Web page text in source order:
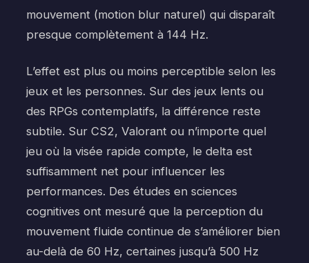
mouvement (motion blur naturel) qui disparaît
presque complètement à 144 Hz.
L’effet est plus ou moins perceptible selon les
jeux et les personnes. Sur des jeux lents ou
des RPGs contemplatifs, la différence reste
subtile. Sur CS2, Valorant ou n’importe quel
jeu où la visée rapide compte, le delta est
suffisamment net pour influencer les
performances. Des études en sciences
cognitives ont mesuré que la perception du
mouvement fluide continue de s’améliorer bien
au-delà de 60 Hz, certaines jusqu’à 500 Hz